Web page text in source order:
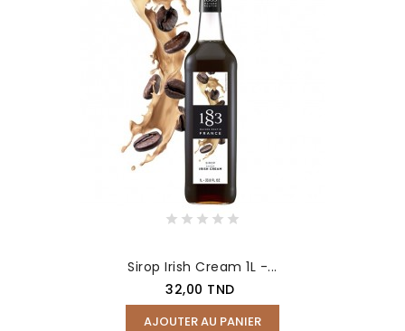
Sirop Irish Cream 1L -...
Prix
32,00 TND
AJOUTER AU PANIER